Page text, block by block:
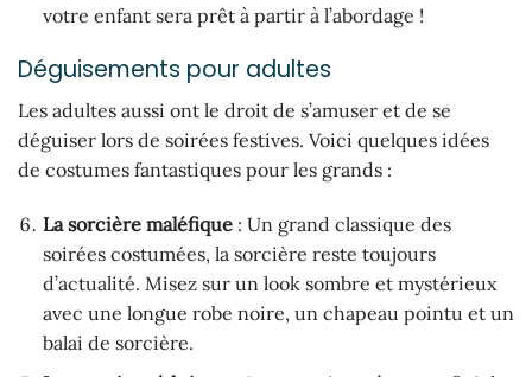
votre enfant sera prêt à partir à l’abordage !
Déguisements pour adultes
Les adultes aussi ont le droit de s’amuser et de se
déguiser lors de soirées festives. Voici quelques idées
de costumes fantastiques pour les grands :
La sorcière maléfique: Un grand classique des
soirées costumées, la sorcière reste toujours
d’actualité. Misez sur un look sombre et mystérieux
avec une longue robe noire, un chapeau pointu et un
balai de sorcière.